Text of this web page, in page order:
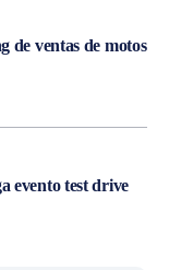
de ventas de motos
evento test drive